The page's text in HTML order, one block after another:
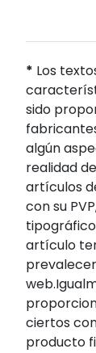
* Los
sido
algún
realidad
artículos
con su
artículo
ciertos
producto